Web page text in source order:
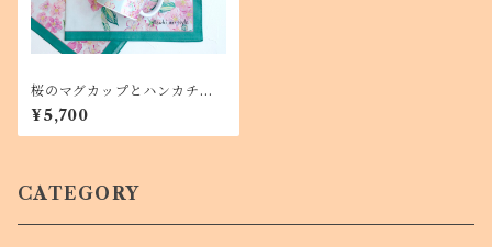
桜のマグカップとハンカチセ
ット ティータイムやプレゼ
ント、母の日に
¥5,700
CATEGORY